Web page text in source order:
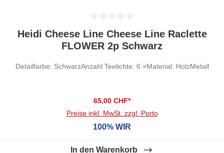
Durchschnittliche Bewertung von 0 von 5 Sternen
Heidi Cheese Line Cheese Line Raclette
FLOWER 2p Schwarz
Detailfarbe: SchwarzAnzahl Teelichte: 6 ×Material: HolzMetall
65,00 CHF*
Preise inkl. MwSt. zzgl. Porto
100% WIR
In den Warenkorb